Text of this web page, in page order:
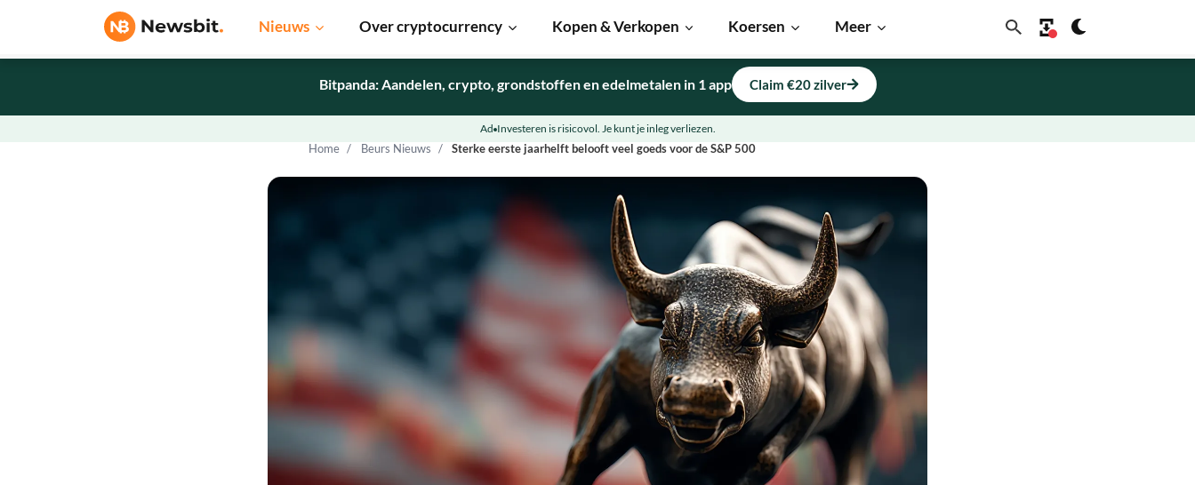
Nieuws Over cryptocurrency Kopen & Verkopen Koersen Meer
Home Beurs Nieuws Sterke eerste jaarhelft belooft veel goeds voor de S&P 500
Bitpanda: Aandelen, crypto, grondstoffen en edelmetalen in 1 app Claim €20 zilver
Ad Investeren is risicovol. Je kunt je inleg verliezen.